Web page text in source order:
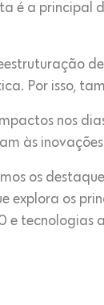
é a principal
Por isso,
nos
às
os
os
e tecnologias